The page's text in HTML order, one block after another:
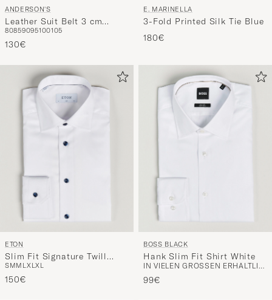
ANDERSON'S
Leather Suit Belt 3 cm
Black
80859095100105
130€
E. MARINELLA
3-Fold Printed Silk Tie Blue
180€
ETON
Slim Fit Signature Twill
Shirt White
SMM LXLXL
150€
BOSS BLACK
Hank Slim Fit Shirt White
IN VIELEN GRÖSSEN ERHÄLTLICH
99€